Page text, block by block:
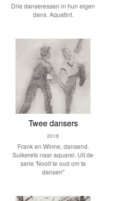
Drie danseressen in hun eigen
dans. Aquatint.
Twee dansers
2018
Frank en Winne, dansend.
Suikerets naar aquarel. Uit de
serie 'Nooit te oud om te
dansen"